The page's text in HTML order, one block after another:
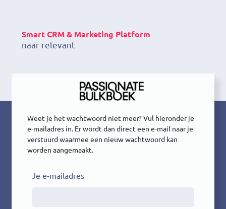
Smart CRM & Marketing Platform
naar relevante
Weet je het wachtwoord niet meer? Vul hieronder je
e-mailadres in. Er wordt dan direct een e-mail naar je
verstuurd waarmee een nieuw wachtwoord kan
worden aangemaakt.
Je e-mailadres